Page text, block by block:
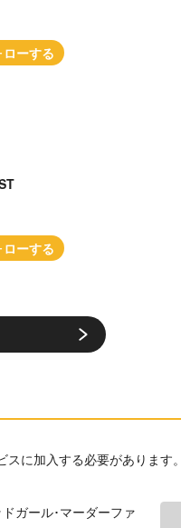
に加入する必要があります。
ガール･マーダーファ